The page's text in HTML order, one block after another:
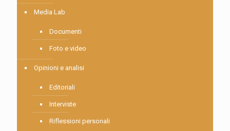
Media Lab
Documenti
Foto e video
Opinioni e analisi
Editoriali
Interviste
Riflessioni personali